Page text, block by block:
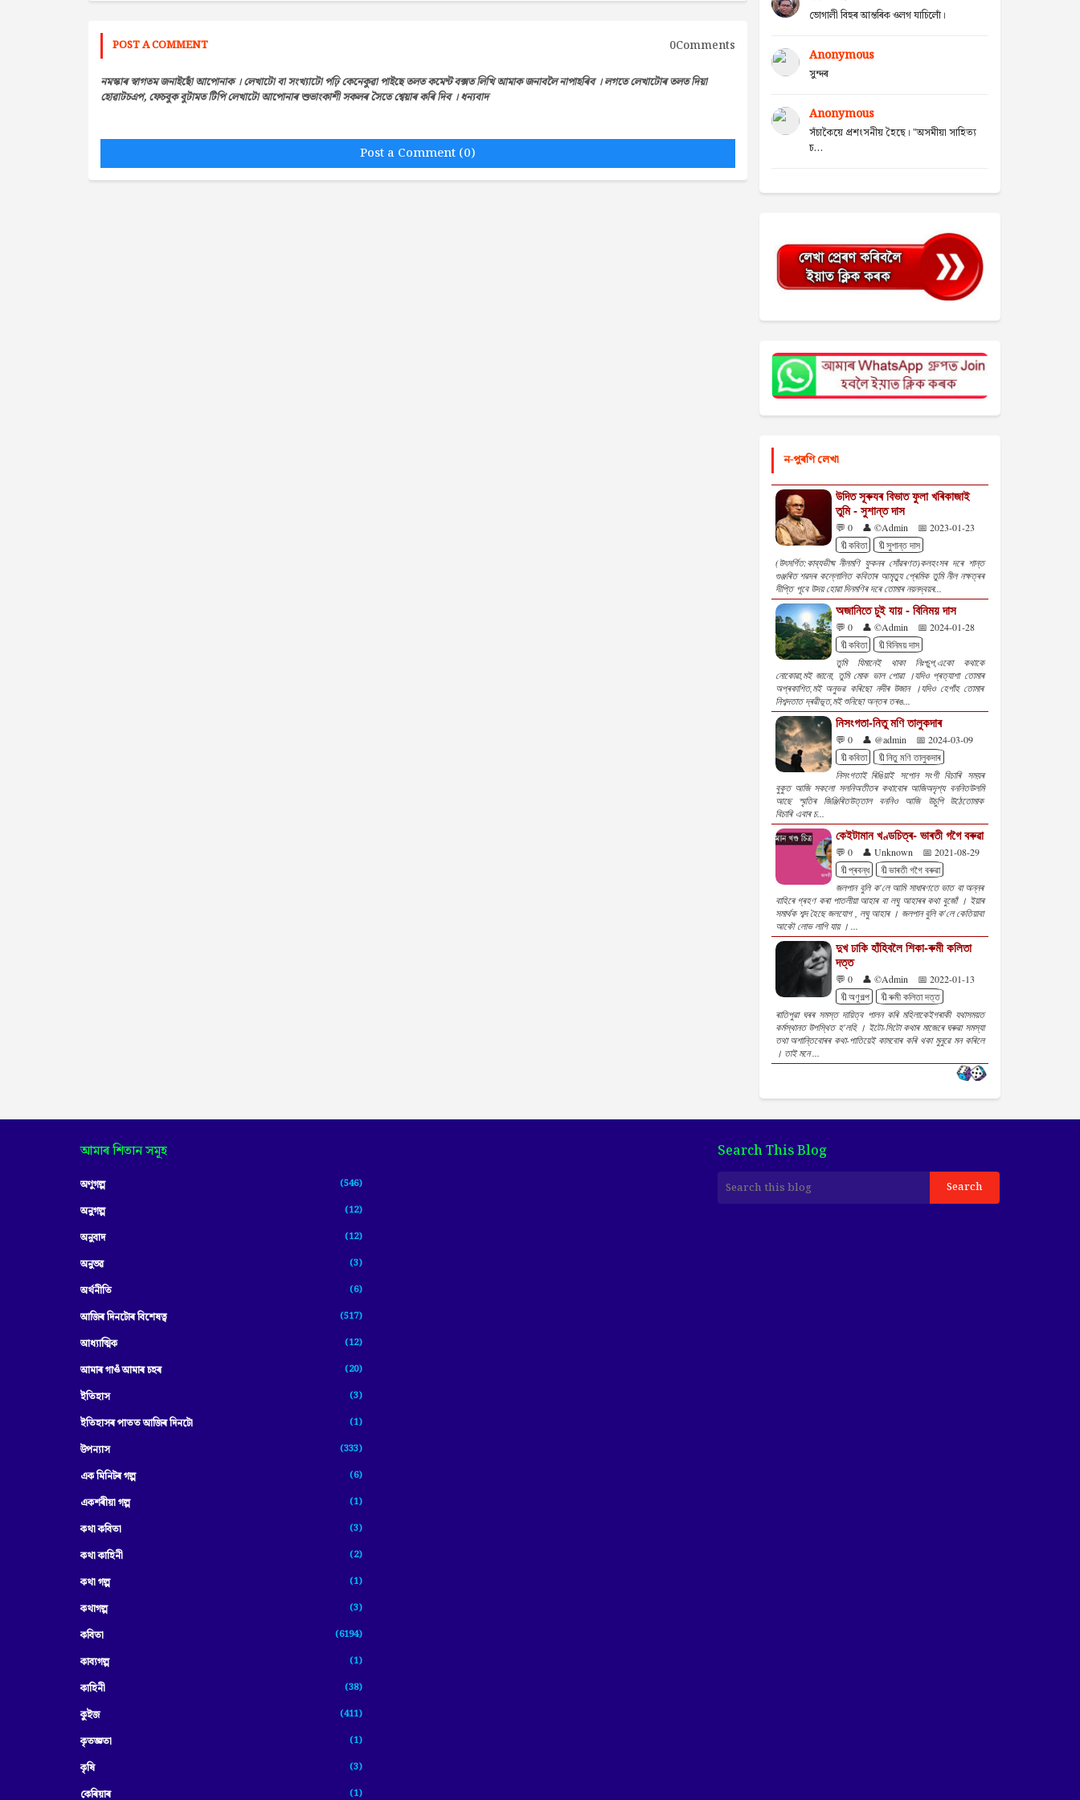
POST A COMMENT 0Comments
নমস্কাৰ স্বাগতম জনাইছোঁ আপোনাক । লেখাটো বা সংখ্যাটো পঢ়ি কেনেকুৱা পাইছে তলত কমেন্ট বক্সত লিখি আমাক জনাবলৈ নাপাহৰিব । লগতে লেখাটোৰ তলত দিয়া
হোৱাটচএপ, ফেচবুক বুটামত টিপি লেখাটো আপোনাৰ শুভাংকাশী সকলৰ সৈতে শ্বেয়াৰ কৰি দিব । ধন্যবাদ
Post a Comment (0)
ভোগালী বিহুৰ আন্তৰিক ওলগ যাচিলোঁ।
Anonymous
সুন্দৰ
Anonymous
সঁচাকৈয়ে প্ৰশংসনীয় হৈছে। "অসমীয়া সাহিত্য
চ...
ন-পুৰণি লেখা
উদিত সূৰুযৰ বিভাত ফুলা খৰিকাজাই
তুমি - সুশান্ত দাস
💬 0 👤 ©Admin
📅 2023-01-23
🔖কবিতা
🔖সুশান্ত দাস
(উৎসৰ্গিত:কাব্যভীষ্ম নীলমণি ফুকনৰ সোঁৱৰণত)কলহংসৰ দৰে শান্ত
গুঞ্জৰিত শৱদৰ কল্লোলিত কবিতাৰ আমৃত্যু প্ৰেমিক তুমি নীল নক্ষত্ৰৰ
দীপ্তি পূবে উদয় হোৱা দিনমণিৰ দৰে তোমাৰ নয়নদ্বয়ৰ...
অজানিতে চুই যায় - বিনিময় দাস
💬 0 👤 ©Admin
📅 2024-01-28
🔖কবিতা
🔖বিনিময় দাস
তুমি যিমানেই থাকা নিঃশ্চু‍‍‍প,একো কথাকে
নোকোৱা,মই জানো, তুমি মোক ভাল পোৱা ।যদিও প্ৰত্যাশা তোমাৰ
অপ্ৰকাশিত,মই অনুভৱ কৰিছো নদীৰ উজান ।যদিও হেপাঁহ তোমাৰ
নিশব্দতাত দ্ৰৱীভূত,মই শুনিছো অন্তৰ তৰঙ...
নিসংগতা-নিতু মণি তালুকদাৰ
💬 0 👤 @admin
📅 2024-03-09
🔖কবিতা
🔖নিতু মণি তালুকদাৰ
নিসংগতাই ৰিঙিয়াই সপোন সংগী বিচাৰি সময়ৰ
বুকুত আজি সকলো সলনিঅতীতৰ কথাবোৰ আজিঅদৃশ্য বননিতউলমি
আছে স্মৃতিৰ জিঞ্জিৰিতউত্তাল বননিও আজি উচুপি উঠেতোমাক
বিচাৰি এবাৰ চ...
কেইটামান খণ্ডচিত্ৰ- ভাৰতী গগৈ বৰুৱা
💬 0 👤 Unknown
📅 2021-08-29
🔖প্ৰবন্ধ
🔖ভাৰতী গগৈ বৰুৱা
জলপান বুলি ক'লে আমি সাধাৰণতে ভাত বা অন্নৰ
বাহিৰে গ্ৰহণ কৰা পাতলীয়া আহাৰ বা লঘু আহাৰৰ কথা বুজোঁ । ইয়াৰ
সমাৰ্থক শব্দ হৈছে জলযোগ , লঘু আহাৰ । জলপান বুলি ক'লে কেতিয়াবা
আকৌ লোভ লাগি যায় । ...
দুখ ঢাকি হাঁহিবলৈ শিকা-ৰুমী কলিতা
দত্ত
💬 0 👤 ©Admin
📅 2022-01-13
🔖অণুগল্প
🔖ৰুমী কলিতা দত্ত
ৰাতিপুৱা ঘৰৰ সমস্ত দায়িত্ব পালন কৰি মহিলাকেইগৰাকী যথাসময়ত
কৰ্মস্থানত উপস্থিত হ'লহি । ইটো-সিটো কথাৰ মাজেৰে ঘৰুৱা সমস্যা
তথা অশান্তিবোৰৰ কথা-পাতিয়েই কামবোৰ কৰি থকা মুনুৱে মন কৰিলে
। তাই মনে ...
আমাৰ শিতান সমূহ
অণুগল্প (546)
অনুগল্প (12)
অনুবাদ (12)
অনুভৱ (3)
অৰ্থনীতি (6)
আজিৰ দিনটোৰ বিশেষত্ব (517)
আধ্যাত্মিক (12)
আমাৰ গাওঁ আমাৰ চহৰ (20)
ইতিহাস (3)
ইতিহাসৰ পাতত আজিৰ দিনটো (1)
উপন্যাস (333)
এক মিনিটৰ গল্প (6)
একশৰীয়া গল্প (1)
কথা কবিতা (3)
কথা কাহিনী (2)
কথা গল্প (1)
কথাগল্প (3)
কবিতা (6194)
কাব্যগল্প (1)
কাহিনী (38)
কুইজ (411)
কৃতজ্ঞতা (1)
কৃষি (3)
কেৰিয়াৰ (1)
Search This Blog